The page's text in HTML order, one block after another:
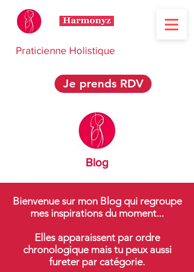
Je prends RDV
Praticienne Holistique
Blog
Bienvenue sur mon Blog qui regroupe
mes inspirations du moment...
Elles apparaissent par ordre
chronologique mais tu peux aussi
fureter par catégorie.